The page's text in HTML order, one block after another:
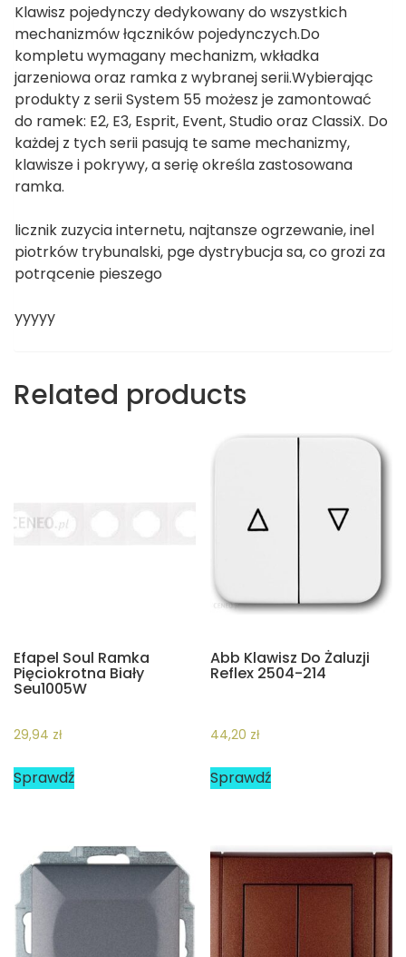
Klawisz pojedynczy dedykowany do wszystkich
mechanizmów łączników pojedynczych.Do
kompletu wymagany mechanizm, wkładka
jarzeniowa oraz ramka z wybranej serii.Wybierając
produkty z serii System 55 możesz je zamontować
do ramek: E2, E3, Esprit, Event, Studio oraz ClassiX. Do
każdej z tych serii pasują te same mechanizmy,
klawisze i pokrywy, a serię określa zastosowana
ramka.
licznik zuzycia internetu, najtansze ogrzewanie, inel
piotrków trybunalski, pge dystrybucja sa, co grozi za
potrącenie pieszego
yyyyy
Related products
Efapel Soul Ramka
Pięciokrotna Biały
Seu1005W
29,94 zł
Sprawdź
Abb Klawisz Do Żaluzji
Reflex 2504-214
44,20 zł
Sprawdź